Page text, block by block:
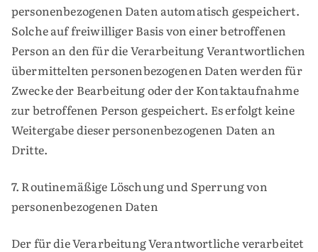
personenbezogenen Daten automatisch gespeichert.
Solche auf freiwilliger Basis von einer betroffenen
Person an den für die Verarbeitung Verantwortlichen
übermittelten personenbezogenen Daten werden für
Zwecke der Bearbeitung oder der Kontaktaufnahme
zur betroffenen Person gespeichert. Es erfolgt keine
Weitergabe dieser personenbezogenen Daten an
Dritte.
7. Routinemäßige Löschung und Sperrung von
personenbezogenen Daten
Der für die Verarbeitung Verantwortliche verarbeitet